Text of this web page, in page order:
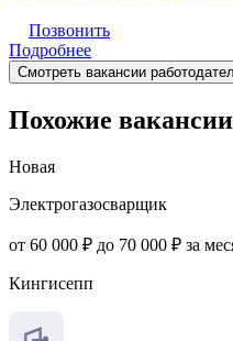
Позвонить
Подробнее
Смотреть вакансии
Похожие вакансии
Новая
Электрогазосварщик
от 60 000 ₽ до 70 000 ₽ за
Кингисепп